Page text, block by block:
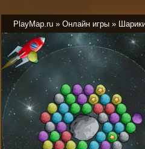
PlayMap.ru » Онлайн игры »